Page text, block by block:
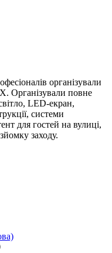
організували
Організували повне
LED-екран,
системи
для гостей на вулиці,
заходу.